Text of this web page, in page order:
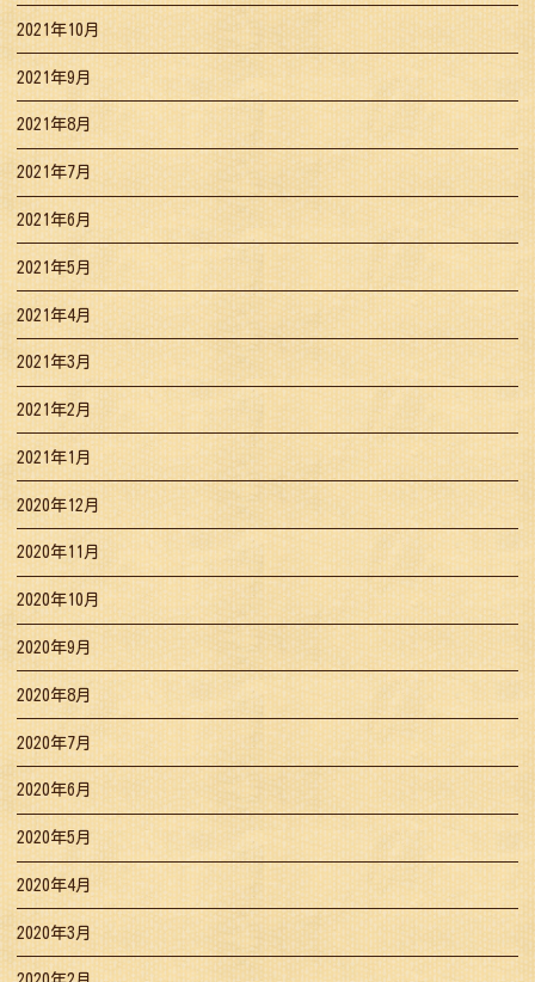
2021年10月
2021年9月
2021年8月
2021年7月
2021年6月
2021年5月
2021年4月
2021年3月
2021年2月
2021年1月
2020年12月
2020年11月
2020年10月
2020年9月
2020年8月
2020年7月
2020年6月
2020年5月
2020年4月
2020年3月